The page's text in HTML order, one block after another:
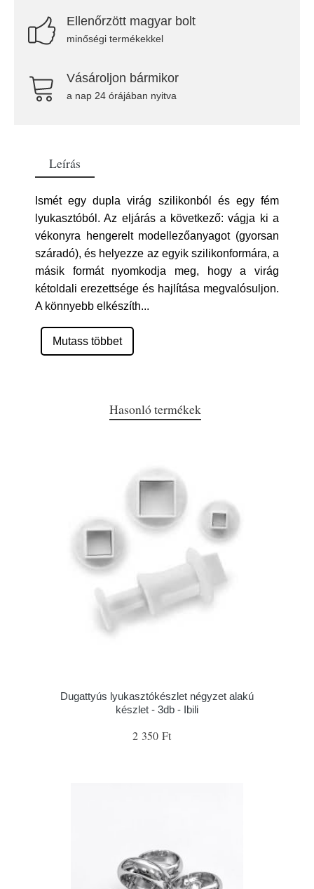
Ellenőrzött magyar bolt
minőségi termékekkel
Vásároljon bármikor
a nap 24 órájában nyitva
Leírás
Ismét egy dupla virág szilikonból és egy fém
lyukasztóból. Az eljárás a következő: vágja ki a
vékonyra hengerelt modellezőanyagot (gyorsan
száradó), és helyezze az egyik szilikonformára, a
másik formát nyomkodja meg, hogy a virág
kétoldali erezettsége és hajlítása megvalósuljon.
A könnyebb elkészíth...
Mutass többet
Hasonló termékek
Dugattyús lyukasztókészlet négyzet alakú
készlet - 3db - Ibili
2 350 Ft